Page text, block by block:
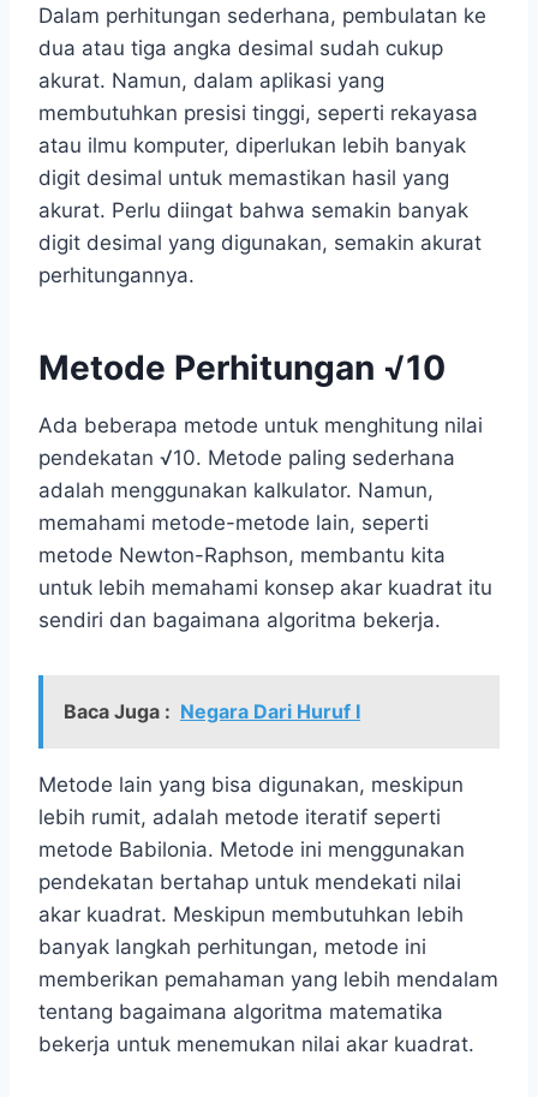
Dalam perhitungan sederhana, pembulatan ke
dua atau tiga angka desimal sudah cukup
akurat. Namun, dalam aplikasi yang
membutuhkan presisi tinggi, seperti rekayasa
atau ilmu komputer, diperlukan lebih banyak
digit desimal untuk memastikan hasil yang
akurat. Perlu diingat bahwa semakin banyak
digit desimal yang digunakan, semakin akurat
perhitungannya.
Metode Perhitungan √10
Ada beberapa metode untuk menghitung nilai
pendekatan √10. Metode paling sederhana
adalah menggunakan kalkulator. Namun,
memahami metode-metode lain, seperti
metode Newton-Raphson, membantu kita
untuk lebih memahami konsep akar kuadrat itu
sendiri dan bagaimana algoritma bekerja.
Baca Juga : Negara Dari Huruf I
Metode lain yang bisa digunakan, meskipun
lebih rumit, adalah metode iteratif seperti
metode Babilonia. Metode ini menggunakan
pendekatan bertahap untuk mendekati nilai
akar kuadrat. Meskipun membutuhkan lebih
banyak langkah perhitungan, metode ini
memberikan pemahaman yang lebih mendalam
tentang bagaimana algoritma matematika
bekerja untuk menemukan nilai akar kuadrat.